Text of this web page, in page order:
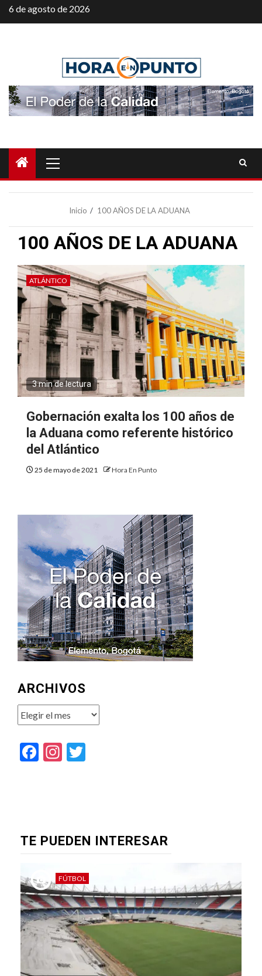
Saltar
al
6 de agosto de 2026
principal
Inicio 100 AÑOS DE LA ADUANA
100 AÑOS DE LA ADUANA
ATLÁNTICO
3 min de lectura
Gobernación exalta los 100 años de
la Aduana como referente histórico
del Atlántico
25 de mayo de 2021 Hora En Punto
ARCHIVOS
Archivos
Facebook
Instagram
TE PUEDEN INTERESAR
FÚTBOL